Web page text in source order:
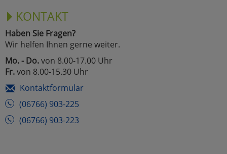
KONTAKT
Haben Sie Fragen?
Wir helfen Ihnen gerne weiter.
Mo. - Do.von 8.00-17.00 Uhr
Fr.von 8.00-15.30 Uhr
Kontaktformular
(06766) 903-225
(06766) 903-223